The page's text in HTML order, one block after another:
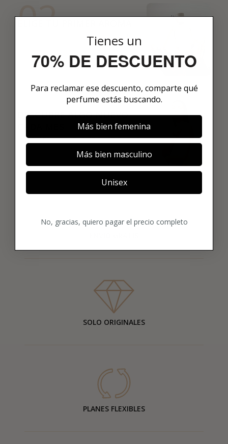
02
Elige tu favorito. Tu primer perfume de
lujo se enviará justo después de la
compra.
03
DESCUBRE ALGO NUEVO
Cada mes, un nuevo perfume original
de 8 ml. Pausa o cancela cuando
SOLO ORIGINALES
PLANES FLEXIBLES
Tienes un
70% DE DESCUENTO
Para reclamar ese descuento, comparte qué
perfume estás buscando.
Más bien femenina
Más bien masculino
Unisex
No, gracias, quiero pagar el precio completo